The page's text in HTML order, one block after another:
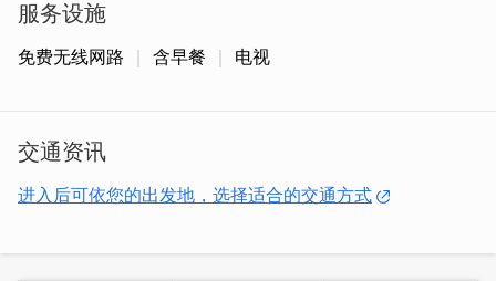
服务设施
免费无线网路 含早餐 电视
交通资讯
进入后可依您的出发地，选择适合的交通方式